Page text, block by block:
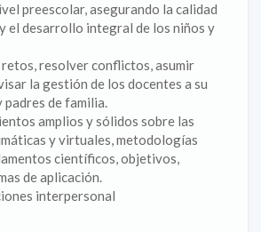
preescolar, asegurando la calidad
el desarrollo integral de los niños y
retos, resolver conflictos, asumir
la gestión de los docentes a su
padres de familia.
amplios y sólidos sobre las
y virtuales, metodologías
científicos, objetivos,
de aplicación.
interpersonal